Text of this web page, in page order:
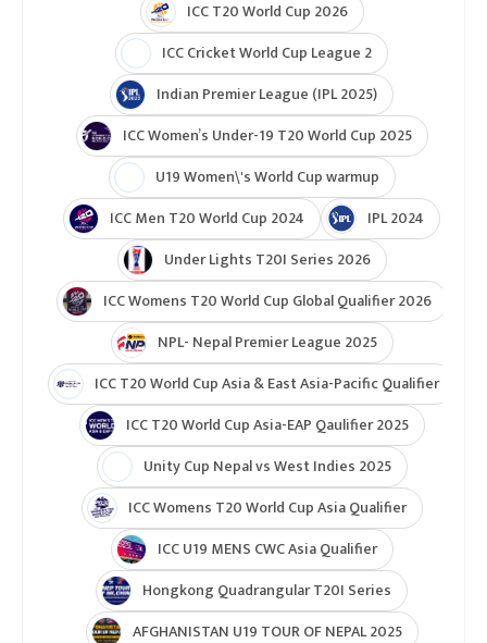
टुर्नामेन्ट
Indian Premier League 2026
ICC T20 World Cup 2026
ICC Cricket World Cup League 2
Indian Premier League (IPL 2025)
ICC Women’s Under-19 T20 World Cup 2025
U19 Women\'s World Cup warmup
ICC Men T20 World Cup 2024
IPL 2024
Under Lights T20I Series 2026
ICC Womens T20 World Cup Global Qualifier 2026
NPL- Nepal Premier League 2025
ICC T20 World Cup Asia & East Asia-Pacific Qualifier
ICC T20 World Cup Asia-EAP Qaulifier 2025
Unity Cup Nepal vs West Indies 2025